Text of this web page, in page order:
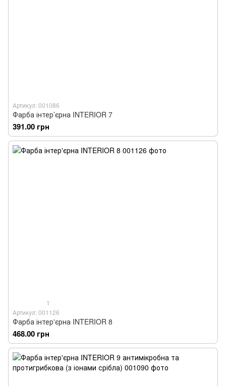
Артикул: 001086
Фарба інтер’єрна INTERIOR 7
391.00 грн
1
Артикул: 001126
Фарба інтер'єрна INTERIOR 8
468.00 грн